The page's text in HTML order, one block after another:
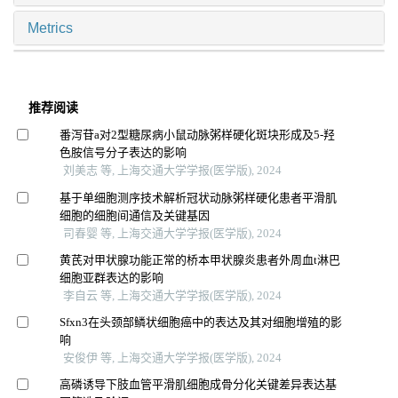
Metrics
推荐阅读
番泻苷a对2型糖尿病小鼠动脉粥样硬化斑块形成及5-羟
色胺信号分子表达的影响
刘美志 等, 上海交通大学学报(医学版), 2024
基于单细胞测序技术解析冠状动脉粥样硬化患者平滑肌
细胞的细胞间通信及关键基因
司春婴 等, 上海交通大学学报(医学版), 2024
黄芪对甲状腺功能正常的桥本甲状腺炎患者外周血t淋巴
细胞亚群表达的影响
李自云 等, 上海交通大学学报(医学版), 2024
Sfxn3在头颈部鳞状细胞癌中的表达及其对细胞增殖的影
响
安俊伊 等, 上海交通大学学报(医学版), 2024
高磷诱导下肢血管平滑肌细胞成骨分化关键差异表达基